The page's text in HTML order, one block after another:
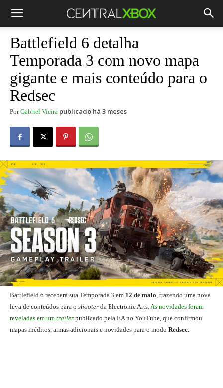
Battlefield 6 detalha
Temporada 3 com novo mapa
gigante e mais conteúdo para o
Redsec
Por Gabriel Vieira publicado há 3 meses
Battlefield 6 receberá sua Temporada 3 em 12 de maio, trazendo uma nova
leva de conteúdos para o shooter da Electronic Arts.As novidades foram
reveladas em um trailer publicado pela EA no YouTube, que confirmou
mapas inéditos, armas adicionais e novidades para o modo Redsec.